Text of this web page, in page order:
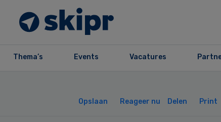
Thema’s Events Vacatures
Opslaan Reageer nu Delen Print